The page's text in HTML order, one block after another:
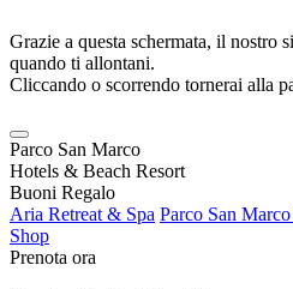
Grazie a questa schermata, il nostro
quando ti allontani.
Cliccando o scorrendo tornerai alla
Parco San Marco
Hotels & Beach Resort
Buoni Regalo
Aria Retreat & Spa Parco San
Shop
Prenota ora